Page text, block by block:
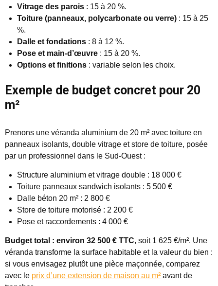
Vitrage des parois : 15 à 20 %.
Toiture (panneaux, polycarbonate ou verre) : 15 à 25
%.
Dalle et fondations : 8 à 12 %.
Pose et main-d’œuvre : 15 à 20 %.
Options et finitions : variable selon les choix.
Exemple de budget concret pour 20
m²
Prenons une véranda aluminium de 20 m² avec toiture en
panneaux isolants, double vitrage et store de toiture, posée
par un professionnel dans le Sud-Ouest :
Structure aluminium et vitrage double : 18 000 €
Toiture panneaux sandwich isolants : 5 500 €
Dalle béton 20 m² : 2 800 €
Store de toiture motorisé : 2 200 €
Pose et raccordements : 4 000 €
Budget total : environ 32 500 € TTC, soit 1 625 €/m². Une
véranda transforme la surface habitable et la valeur du bien :
si vous envisagez plutôt une pièce maçonnée, comparez
avec le prix d’une extension de maison au m² avant de